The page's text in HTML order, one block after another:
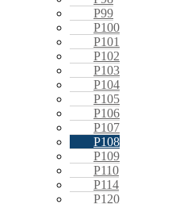
P99
P100
P101
P102
P103
P104
P105
P106
P107
P108
P109
P110
P114
P120